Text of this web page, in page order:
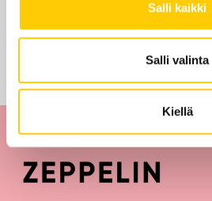
Salli kaikki
Salli valinta
Kiellä
Tarjouksia ei